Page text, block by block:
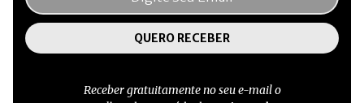
Receber gratuitamente no seu e-mail o